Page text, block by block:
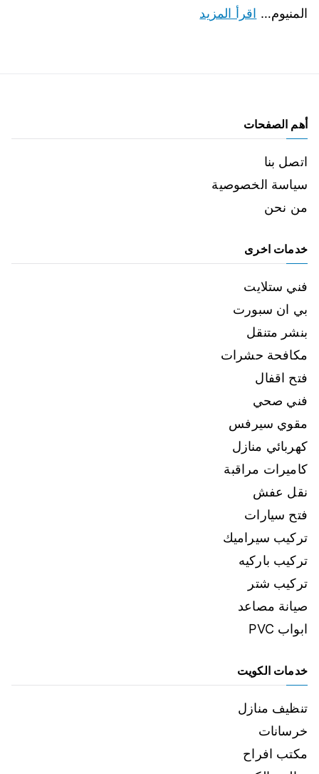
المنيوم… اقرأ المزيد
أهم الصفحات
اتصل بنا
سياسة الخصوصية
من نحن
خدمات اخرى
فني ستلايت
بي ان سبورت
بنشر متنقل
مكافحة حشرات
فتح اقفال
فني صحي
مقوي سيرفس
كهربائي منازل
كاميرات مراقبة
نقل عفش
فتح سيارات
تركيب سيراميك
تركيب باركيه
تركيب شتر
صيانة مصاعد
ابواب PVC
خدمات الكويت
تنظيف منازل
خرسانات
مكتب افراح